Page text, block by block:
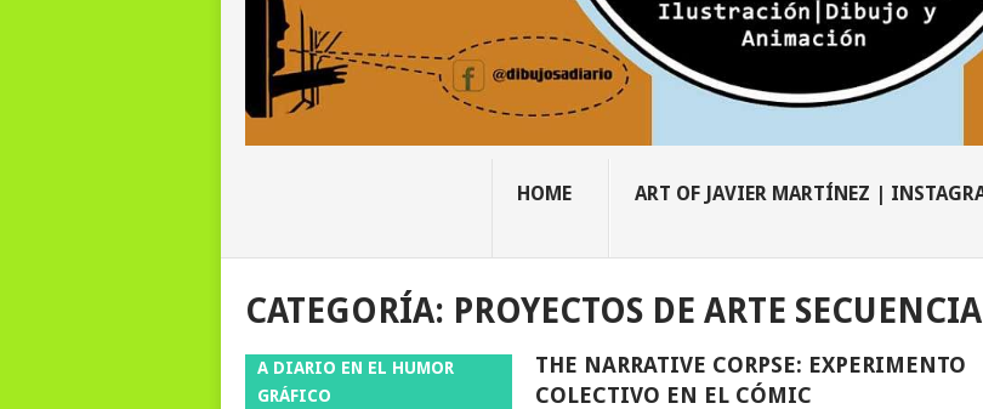
HOME ART OF JAVIER MARTÍNEZ |
CATEGORÍA: PROYECTOS DE ARTE
A DIARIO EN EL HUMOR
GRÁFICO
THE NARRATIVE CORPSE: EXPERIMENTO
COLECTIVO EN EL CÓMIC